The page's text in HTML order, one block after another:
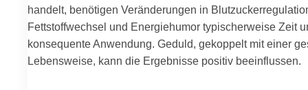
handelt, benötigen Veränderungen in
Fettstoffwechsel und Energiehumor typischerweise Zeit
konsequente Anwendung. Geduld, gekoppelt mit einer
Lebensweise, kann die Ergebnisse positiv beeinflussen.